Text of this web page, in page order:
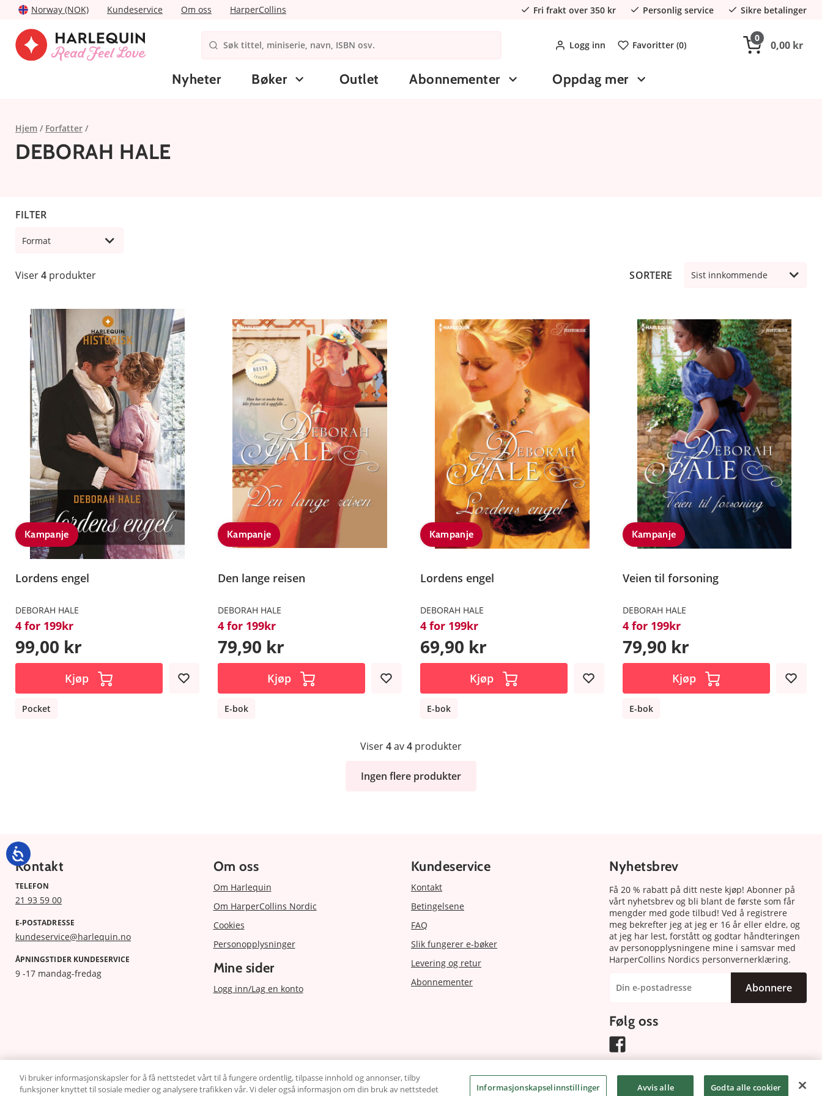
Norway (NOK) Kundeservice Om oss HarperCollins Fri frakt over 350 kr Personlig service Sikre betalinger
Logg inn Favoritter (0)
0
0,00 kr
Nyheter Bøker Outlet Abonnementer Oppdag mer
Hjem Forfatter
DEBORAH HALE
FILTER
Format
Viser4 produkter SORTERE Sist innkommende
Kampanje
Lordens engel
DEBORAH HALE
4 for 199kr
99,00 kr
Kjøp
Pocket
Kampanje
Den lange reisen
DEBORAH HALE
4 for 199kr
79,90 kr
Kjøp
E-bok
Kampanje
Lordens engel
DEBORAH HALE
4 for 199kr
69,90 kr
Kjøp
E-bok
Kampanje
Veien til forsoning
DEBORAH HALE
4 for 199kr
79,90 kr
Kjøp
E-bok
Viser4av4 produkter
Ingen flere produkter
Kontakt
TELEFON
21 93 59 00
E-POSTADRESSE
kundeservice@harlequin.no
ÅPNINGSTIDER KUNDESERVICE
9 -17 mandag-fredag
Om oss
Om Harlequin
Om HarperCollins Nordic
Cookies
Personopplysninger
Mine sider
Logg inn/Lag en konto
Kundeservice
Kontakt
Betingelsene
FAQ
Slik fungerer e-bøker
Levering og retur
Abonnementer
Nyhetsbrev
Få 20 % rabatt på ditt neste kjøp! Abonner på
vårt nyhetsbrev og bli blant de første som får
mengder med gode tilbud! Ved å registrere
meg bekrefter jeg at jeg er 16 år eller eldre, og
at jeg har lest, forstått og godtar håndteringen
av personopplysningene mine i samsvar med
HarperCollins Nordics personvernerklæring.
Abonnere
Følg oss
Vi bruker informasjonskapsler for å få nettstedet vårt til å fungere ordentlig, tilpasse innhold og annonser, tilby
funksjoner knyttet til sosiale medier og analysere trafikken vår. Vi deler også informasjon om din bruk av nettstedet
Informasjonskapselinnstillinger Avvis alle Godta alle cookier